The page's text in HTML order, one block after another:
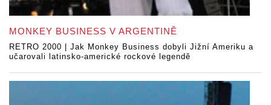
MONKEY BUSINESS V ARGENTINĚ
RETRO 2000 | Jak Monkey Business dobyli Jižní Ameriku a
učarovali latinsko-americké rockové legendě